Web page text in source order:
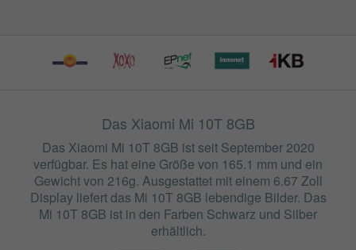
Das Xiaomi Mi 10T 8GB
Das Xiaomi Mi 10T 8GB ist seit September 2020
verfügbar. Es hat eine Größe von 165.1 mm und ein
Gewicht von 216g. Ausgestattet mit einem 6.67 Zoll
Display liefert das Mi 10T 8GB lebendige Bilder. Das
Mi 10T 8GB ist in den Farben Schwarz und Silber
erhältlich.